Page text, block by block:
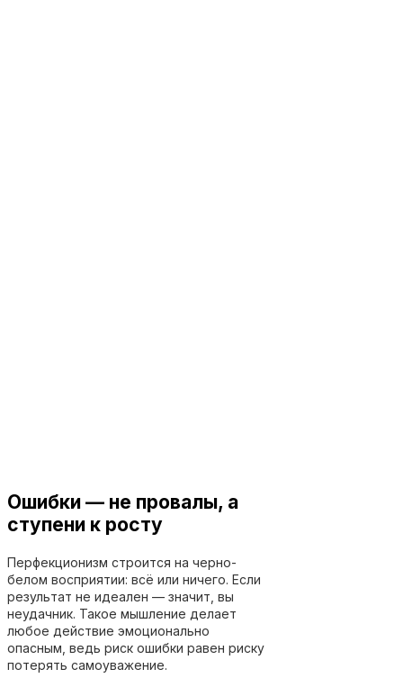
Ошибки — не провалы, а
ступени к росту
Перфекционизм строится на черно-
белом восприятии: всё или ничего. Если
результат не идеален — значит, вы
неудачник. Такое мышление делает
любое действие эмоционально
опасным, ведь риск ошибки равен риску
потерять самоуважение.